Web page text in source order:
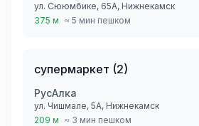
ул. Сююмбике, 65А, Нижнекамск
375 м ≈ 5 мин пешком
супермаркет (2)
РусАлка
ул. Чишмале, 5А, Нижнекамск
209 м ≈ 3 мин пешком